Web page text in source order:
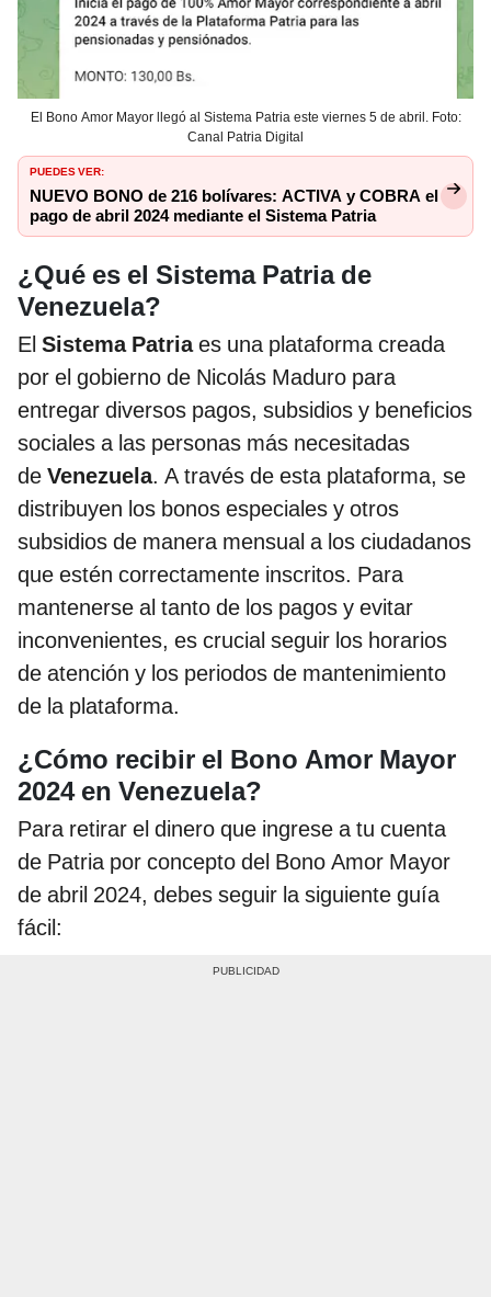
El Bono Amor Mayor llegó al Sistema Patria este viernes 5 de abril. Foto:
Canal Patria Digital
PUEDES VER:
NUEVO BONO de 216 bolívares: ACTIVA y COBRA el
pago de abril 2024 mediante el Sistema Patria
¿Qué es el Sistema Patria de
Venezuela?
El Sistema Patriaes una plataforma creada
por el gobierno de Nicolás Maduro para
entregar diversos pagos, subsidios y beneficios
sociales a las personas más necesitadas
de Venezuela. A través de esta plataforma, se
distribuyen los bonos especiales y otros
subsidios de manera mensual a los ciudadanos
que estén correctamente inscritos. Para
mantenerse al tanto de los pagos y evitar
inconvenientes, es crucial seguir los horarios
de atención y los periodos de mantenimiento
de la plataforma.
¿Cómo recibir el Bono Amor Mayor
2024 en Venezuela?
Para retirar el dinero que ingrese a tu cuenta
de Patria por concepto del Bono Amor Mayor
de abril 2024, debes seguir la siguiente guía
fácil: